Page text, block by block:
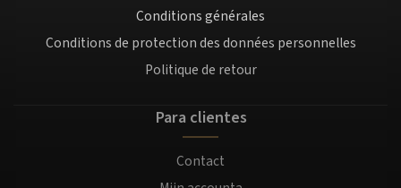
Conditions générales
Conditions de protection des données personnelles
Politique de retour
Para clientes
Contact